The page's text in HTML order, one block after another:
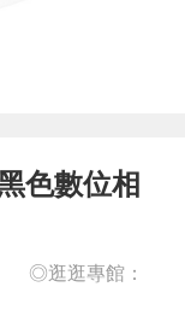
色數位相
◎逛逛專館：